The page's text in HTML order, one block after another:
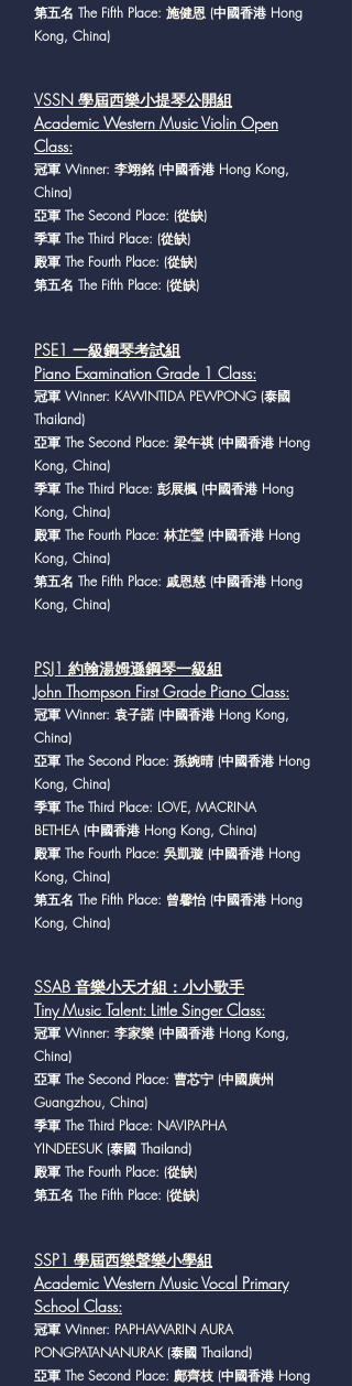
第五名 The Fifth Place: 施健恩 (中國香港 Hong
Kong, China)
VSSN 學屆西樂小提琴公開組
Academic Western Music Violin Open
Class:
冠軍 Winner: 李翊銘 (中國香港 Hong Kong,
China)
亞軍 The Second Place: (從缺)
季軍 The Third Place: (從缺)
殿軍 The Fourth Place: (從缺)
第五名 The Fifth Place: (從缺)
PSE1 一級鋼琴考試組
Piano Examination Grade 1 Class:
冠軍 Winner: KAWINTIDA PEWPONG (泰國
Thailand)
亞軍 The Second Place: 梁午祺 (中國香港 Hong
Kong, China)
季軍 The Third Place: 彭展楓 (中國香港 Hong
Kong, China)
殿軍 The Fourth Place: 林芷瑩 (中國香港 Hong
Kong, China)
第五名 The Fifth Place: 戚恩慈 (中國香港 Hong
Kong, China)
PSJ1 約翰湯姆遜鋼琴一級組
John Thompson First Grade Piano Class:
冠軍 Winner: 袁子諾 (中國香港 Hong Kong,
China)
亞軍 The Second Place: 孫婉晴 (中國香港 Hong
Kong, China)
季軍 The Third Place: LOVE, MACRINA
BETHEA (中國香港 Hong Kong, China)
殿軍 The Fourth Place: 吳凱璇 (中國香港 Hong
Kong, China)
第五名 The Fifth Place: 曾馨怡 (中國香港 Hong
Kong, China)
SSAB 音樂小天才組：小小歌手
Tiny Music Talent: Little Singer Class:
冠軍 Winner: 李家樂 (中國香港 Hong Kong,
China)
亞軍 The Second Place: 曹芯宁 (中國廣州
Guangzhou, China)
季軍 The Third Place: NAVIPAPHA
YINDEESUK(泰國 Thailand)
殿軍 The Fourth Place: (從缺)
第五名 The Fifth Place: (從缺)
SSP1 學屆西樂聲樂小學組
Academic Western Music Vocal Primary
School Class:
冠軍 Winner: PAPHAWARIN AURA
PONGPATANANURAK(泰國 Thailand)
亞軍 The Second Place: 鄺齊枝 (中國香港 Hong